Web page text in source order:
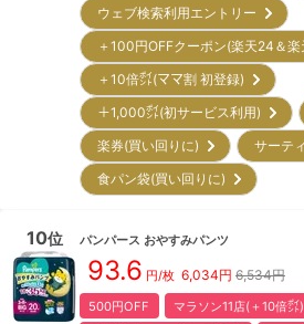
ウェブ検索利用エントリー
＋100円OFFクーポン(楽天24＆
＋10倍㌽(ママ割 初登録)
＋1,000㌽(初サービス利用)
楽券(買い回りに)
サーテ
食パン袋(買い回りに)
10位 パンパース おやすみパンツ
93.6 円/枚 6,034円 6,534円
500円OFF マラソン11店(＋10倍㌽)